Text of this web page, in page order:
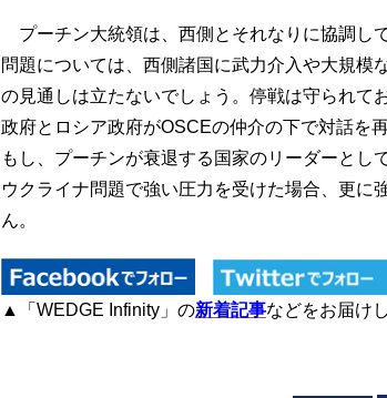
プーチン大統領は、西側とそれなりに協調し
問題については、西側諸国に武力介入や大規模
の見通しは立たないでしょう。停戦は守られて
政府とロシア政府がOSCEの仲介の下で対話を
もし、プーチンが衰退する国家のリーダーとし
ウクライナ問題で強い圧力を受けた場合、更に
ん。
▲「WEDGE Infinity」の新着記事などをお届け